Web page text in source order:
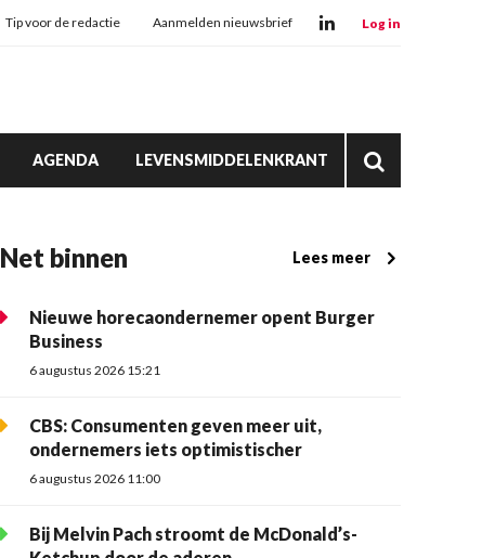
Tip voor de redactie Aanmelden nieuwsbrief Log in
AGENDA LEVENSMIDDELENKRANT
Net binnen Lees meer
Nieuwe horecaondernemer opent Burger
Business
6 augustus 2026 15:21
CBS: Consumenten geven meer uit,
ondernemers iets optimistischer
6 augustus 2026 11:00
Bij Melvin Pach stroomt de McDonald’s-